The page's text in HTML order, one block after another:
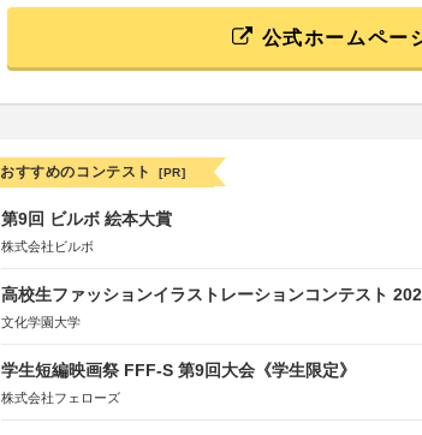
公式ホームペー
おすすめのコンテスト [PR]
第9回 ビルボ 絵本大賞
株式会社ビルボ
高校生ファッションイラストレーションコンテスト
文化学園大学
学生短編映画祭 FFF-S 第9回大会《学生限定》
株式会社フェローズ